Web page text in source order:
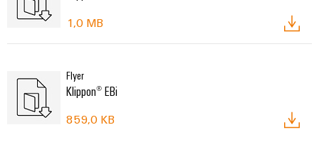
1,0 MB
Flyer
Klippon® EBi
859,0 KB